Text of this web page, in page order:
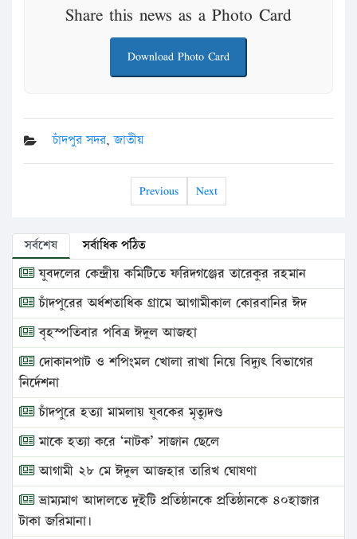
Share this news as a Photo Card
Download Photo Card
চাঁদপুর সদর,জাতীয়
Previous Next
সর্বশেষ সর্বাধিক পঠিত
যুবদলের কেন্দ্রীয় কমিটিতে ফরিদগঞ্জের তারেকুর রহমান
চাঁদপুরের অর্ধশতাধিক গ্রামে আগামীকাল কোরবানির ঈদ
বৃহস্পতিবার পবিত্র ঈদুল আজহা
দোকানপাট ও শপিংমল খোলা রাখা নিয়ে বিদ্যুৎ বিভাগের
নির্দেশনা
চাঁদপুরে হত্যা মামলায় যুবকের মৃত্যুদণ্ড
মাকে হত্যা করে ‘নাটক’ সাজান ছেলে
আগামী ২৮ মে ঈদুল আজহার তারিখ ঘোষণা
ভ্রাম্যমাণ আদালতে দুইটি প্রতিষ্ঠানকে প্রতিষ্ঠানকে ৪০হাজার
টাকা জরিমানা।